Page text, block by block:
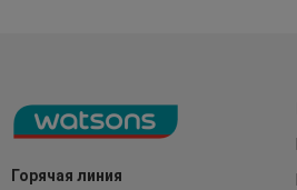
Горячая линия